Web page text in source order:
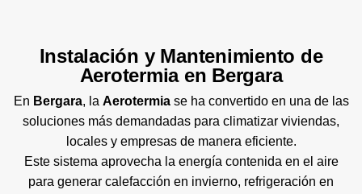
Instalación y Mantenimiento de
Aerotermia en Bergara
En Bergara, la Aerotermiase ha convertido en una de las
soluciones más demandadas para climatizar viviendas,
locales y empresas de manera eficiente.
Este sistema aprovecha la energía contenida en el aire
para generar calefacción en invierno, refrigeración en